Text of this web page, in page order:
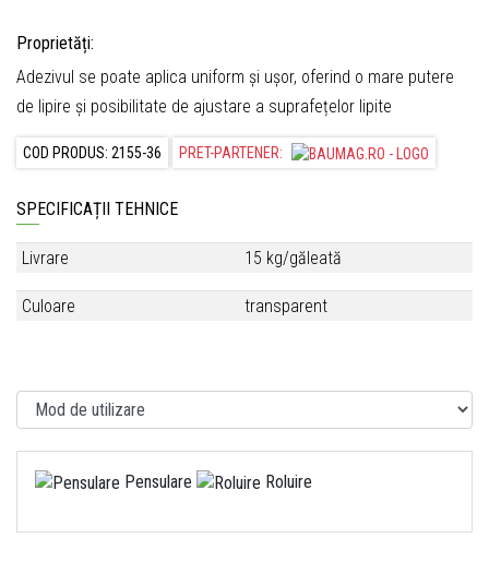
Proprietăți:
Adezivul se poate aplica uniform și ușor, oferind o mare putere
de lipire și posibilitate de ajustare a suprafețelor lipite
COD PRODUS: 2155-36 PRET-PARTENER:
SPECIFICAȚII TEHNICE
Livrare 15 kg/găleată
Culoare transparent
Pensulare Roluire